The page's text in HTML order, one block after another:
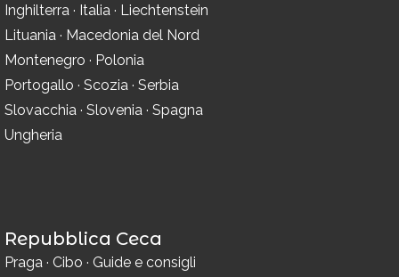
Inghilterra · Italia · Liechtenstein
Lituania · Macedonia del Nord
Montenegro · Polonia
Portogallo · Scozia · Serbia
Slovacchia · Slovenia · Spagna
Ungheria
Repubblica Ceca
Praga · Cibo · Guide e consigli